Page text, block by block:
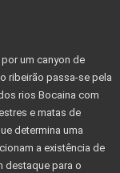
um canyon de
ribeirão passa-se pela
rios Bocaina com
e matas de
determina uma
a existência de
destaque para o